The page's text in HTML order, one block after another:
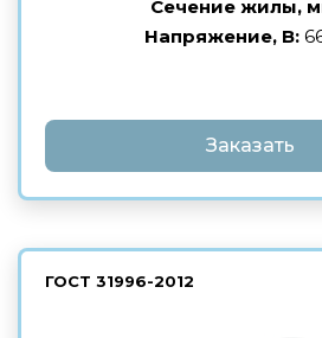
Сечение жилы,
Напряжение, В:
Заказать
ГОСТ 31996-2012